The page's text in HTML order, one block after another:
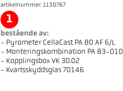
artikelnummer: 1130767
1
bestående av:
- Pyrometer CellaCast PA 80 AF 6/L
- Monteringskombination PA 83-010
- Kopplingsbox VK 30.02
- Kvartsskyddsglas 70146